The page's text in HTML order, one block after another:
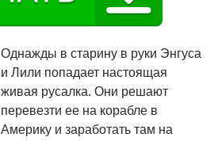
Однажды в старину в руки Энгуса
и Лили попадает настоящая
живая русалка. Они решают
перевезти ее на корабле в
Америку и заработать там на